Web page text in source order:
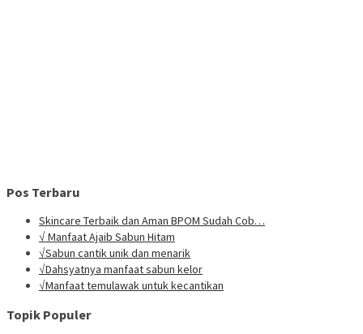
Pos Terbaru
Skincare Terbaik dan Aman BPOM Sudah Cob…
√ Manfaat Ajaib Sabun Hitam
√Sabun cantik unik dan menarik
√Dahsyatnya manfaat sabun kelor
√Manfaat temulawak untuk kecantikan
Topik Populer